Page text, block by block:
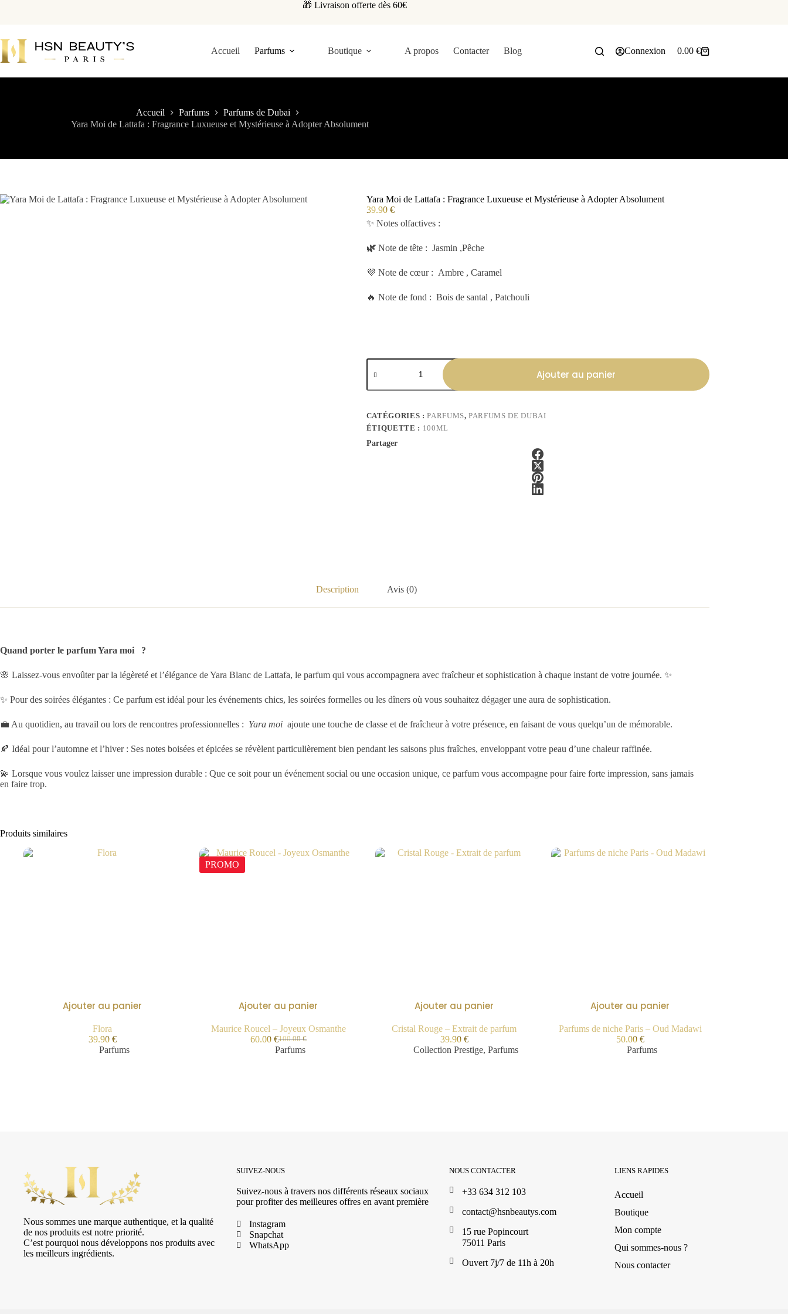
🎁 Livraison offerte dès 60€
Accueil Parfums Boutique A propos Contacter Blog Connexion 0.00 €
Accueil Parfums
Parfums de Dubai
Yara Moi de Lattafa : Fragrance Luxueuse et Mystérieuse à Adopter Absolument
Yara Moi de Lattafa : Fragrance Luxueuse et Mystérieuse à Adopter Absolument
39.90 €
✨ Notes olfactives :
🌿 Note de tête : Jasmin ,Pêche
💜 Note de cœur : Ambre , Caramel
🔥 Note de fond : Bois de santal , Patchouli
Ajouter au panier
CATÉGORIES :PARFUMS,PARFUMS DE DUBAI
ÉTIQUETTE : 100ML
Partager
Description Avis (0)
Quand porter le parfum Yara moi ?
🌸 Laissez-vous envoûter par la légèreté et l’élégance de Yara Blanc de Lattafa, le parfum qui vous accompagnera avec fraîcheur et sophistication à chaque instant de votre journée. ✨
✨ Pour des soirées élégantes : Ce parfum est idéal pour les événements chics, les soirées formelles ou les dîners où vous souhaitez dégager une aura de sophistication.
💼 Au quotidien, au travail ou lors de rencontres professionnelles : Yara moi ajoute une touche de classe et de fraîcheur à votre présence, en faisant de vous quelqu’un de mémorable.
🍂 Idéal pour l’automne et l’hiver : Ses notes boisées et épicées se révèlent particulièrement bien pendant les saisons plus fraîches, enveloppant votre peau d’une chaleur raffinée.
💫 Lorsque vous voulez laisser une impression durable : Que ce soit pour un événement social ou une occasion unique, ce parfum vous accompagne pour faire forte impression, sans jamais
en faire trop.
Produits similaires
Ajouter au panier
Flora
39.90 €
Parfums
PROMO
Ajouter au panier
Maurice Roucel – Joyeux Osmanthe
100.00€
60.00 €
Parfums
Ajouter au panier
Cristal Rouge – Extrait de parfum
39.90 €
Collection Prestige,Parfums
Ajouter au panier
Parfums de niche Paris – Oud Madawi
50.00 €
Parfums
Nous sommes une marque authentique, et la qualité
de nos produits est notre priorité.
C’est pourquoi nous développons nos produits avec
les meilleurs ingrédients.
SUIVEZ-NOUS
Suivez-nous à travers nos différents réseaux sociaux
pour profiter des meilleures offres en avant première
Instagram
Snapchat
WhatsApp
NOUS CONTACTER
+33 634 312 103
contact@hsnbeautys.com
15 rue Popincourt
75011 Paris
Ouvert 7j/7 de 11h à 20h
LIENS RAPIDES
Accueil
Boutique
Mon compte
Qui sommes-nous ?
Nous contacter